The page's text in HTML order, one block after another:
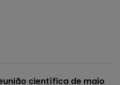
científica de maio